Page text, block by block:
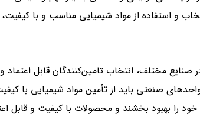
و استفاده از مواد شیمیایی مناسب و با
مختلف، انتخاب تامین‌کنندگان قابل اعتماد
صنعتی باید از تأمین مواد شیمیایی با
را بهبود بخشند و محصولات با کیفیت و قابل